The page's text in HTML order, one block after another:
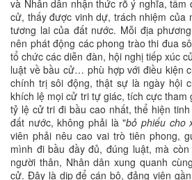
và Nhân dân nhận thức rõ ý nghĩa, tầm
cử, thấy được vinh dự, trách nhiệm của
tương lai của đất nước. Mỗi địa
nên phát động các phong trào thi đua
tổ chức các diễn đàn, hội nghị tiếp xúc
luật về bầu cử… phù hợp với điều kiện
chính trị sôi động, thật sự là ngày hội
khích lệ mọi cử tri tự giác, tích cực tham
tỷ lệ cử tri đi bầu cao nhất, thể hiện
đất nước, không phải là "bỏ phiếu cho
viên phải nêu cao vai trò tiên phong,
mình đi bầu đầy đủ, đúng luật, mà
người thân, Nhân dân xung quanh
cử. Đây là dịp để cán bộ, đảng viên